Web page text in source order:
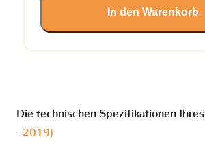
In den Warenkorb
Die technischen Spezifikationen Ihres
- 2019)